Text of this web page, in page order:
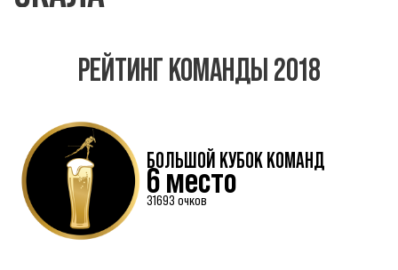
РЕЙТИНГ КОМАНДЫ 2018
БОЛЬШОЙ КУБОК КОМАНД
6 место
31693 очков